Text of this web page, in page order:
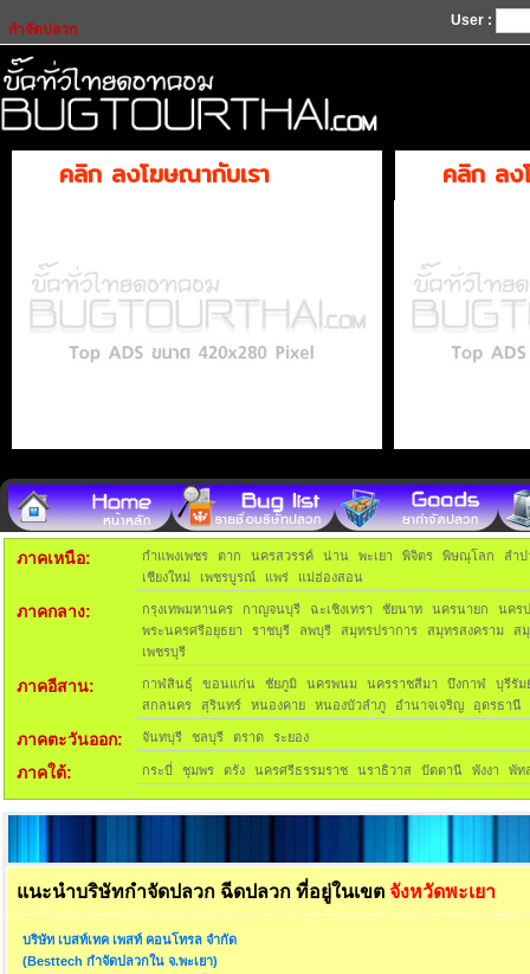
กำจัดปลวก
User :
คลิก ลงโฆษณากับเรา คลิก ลง
ภาคเหนือ: กำแพงเพชร ตาก นครสวรรค์ น่าน พะเยา พิจิตร พิษณุโลก
ลำป
เชียงใหม่
เพชรบูรณ์ แพร่ แม่ฮ่องสอน
ภาคกลาง: กรุงเทพมหานคร กาญจนบุรี ฉะเชิงเทรา ชัยนาท นครนายก
นคร
พระนครศรีอยุธยา
ราชบุรี ลพบุรี สมุทรปราการ สมุทรสงคราม
ส
เพชรบุรี
ภาคอีสาน: กาฬสินธุ์ ขอนแก่น ชัยภูมิ นครพนม นครราชสีมา บึงกาฬ
บุรีรัม
สกลนคร
สุรินทร์ หนองคาย หนองบัวลำภู อำนาจเจริญ อุดรธานี
ภาคตะวันออก: จันทบุรี ชลบุรี ตราด ระยอง
ภาคใต้: กระบี่ ชุมพร ตรัง นครศรีธรรมราช นราธิวาส ปัตตานี พังงา พัท
แนะนำบริษัทกำจัดปลวก ฉีดปลวก ที่อยู่ในเขต จังหวัดพะเยา
บริษัท เบสท์เทค เพสท์ คอนโทรล จำกัด
(Besttech กำจัดปลวกใน จ.พะเยา)